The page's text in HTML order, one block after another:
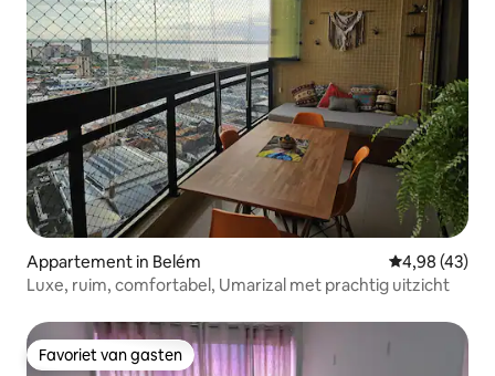
Appartement in Belém Gemiddelde
4,98 (43)
Luxe, ruim, comfortabel, Umarizal met prachtig uitzicht
Favoriet van gasten
Favoriet van gasten